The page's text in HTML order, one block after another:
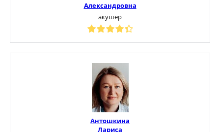
Александровна
акушер
Антошкина
Лариса